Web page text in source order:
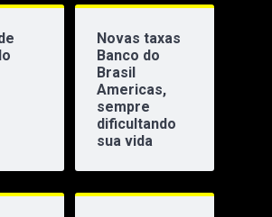
Novas taxas
Banco do
Brasil
Americas,
sempre
dificultando
sua vida